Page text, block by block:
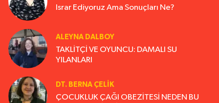
Israr Ediyoruz Ama Sonuçları Ne?
ALEYNA DALBOY
TAKLİTÇİ VE OYUNCU: DAMALI SU
YILANLARI
DT. BERNA ÇELIK
ÇOCUKLUK ÇAĞI OBEZİTESİ NEDEN BU